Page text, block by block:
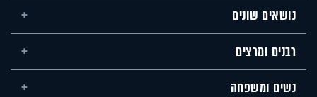
נושאים שונים
רבנים ומרצים
נשים ומשפחה